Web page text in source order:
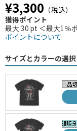
¥3,300 （税込）
獲得ポイント
最大 30 pt ＜最大1％
ポイントについて
サイズとカラーの選択